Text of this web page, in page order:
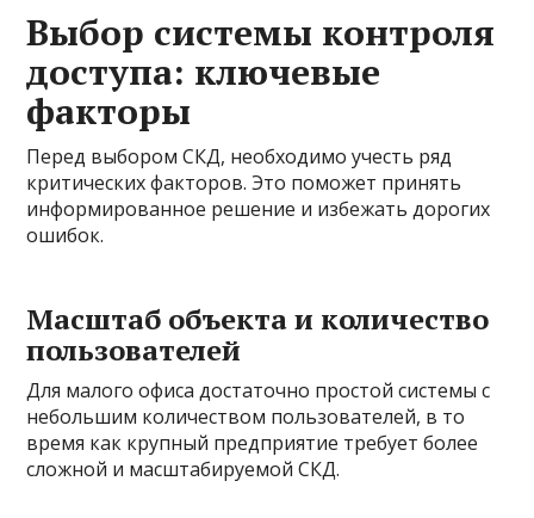
Выбор системы контроля
доступа: ключевые
факторы
Перед выбором СКД, необходимо учесть ряд
критических факторов. Это поможет принять
информированное решение и избежать дорогих
ошибок.
Масштаб объекта и количество
пользователей
Для малого офиса достаточно простой системы с
небольшим количеством пользователей, в то
время как крупный предприятие требует более
сложной и масштабируемой СКД.